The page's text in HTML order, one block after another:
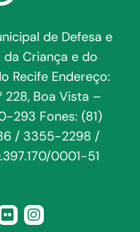
de Defesa e
Criança e do
Recife Endereço:
228, Boa Vista –
293 Fones: (81)
/ 3355-2298 /
0001-51